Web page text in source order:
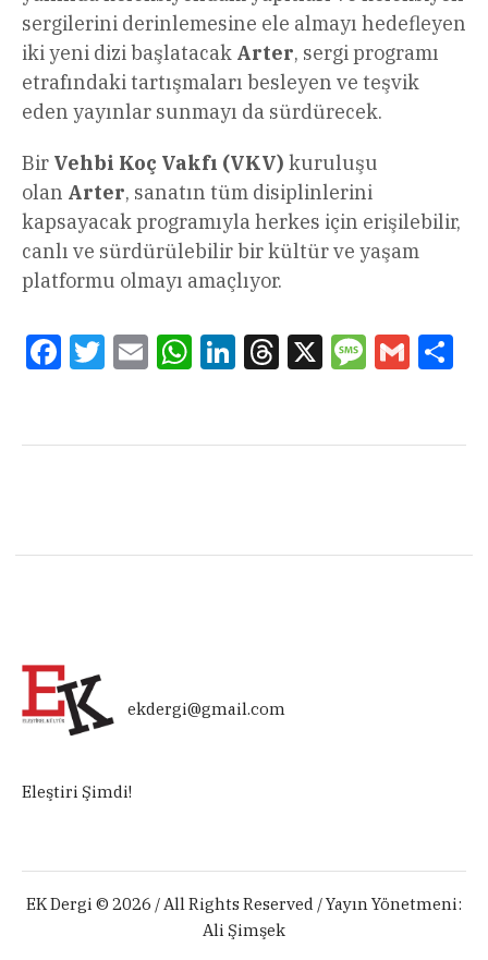
sergilerini derinlemesine ele almayı hedefleyen
iki yeni dizi başlatacak Arter, sergi programı
etrafındaki tartışmaları besleyen ve teşvik
eden yayınlar sunmayı da sürdürecek.
Bir Vehbi Koç Vakfı (VKV) kuruluşu
olan Arter, sanatın tüm disiplinlerini
kapsayacak programıyla herkes için erişilebilir,
canlı ve sürdürülebilir bir kültür ve yaşam
platformu olmayı amaçlıyor.
FacebookTwitterEmail WhatsAppLinkedInThreads
X Message
Gmail
ekdergi@gmail.com
Eleştiri Şimdi!
EK Dergi © 2026 / All Rights Reserved / Yayın Yönetmeni:
Ali Şimşek